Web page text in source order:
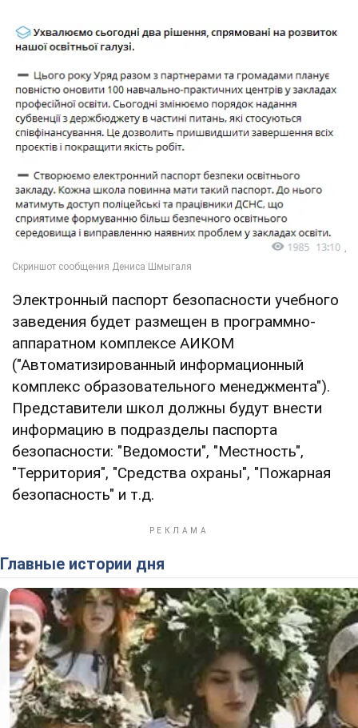
Электронный паспорт безопасности учебного
заведения будет размещен в программно-
аппаратном комплексе АИКОМ
("Автоматизированный информационный
комплекс образовательного менеджмента").
Представители школ должны будут внести
информацию в подразделы паспорта
безопасности: "Ведомости", "Местность",
"Территория", "Средства охраны", "Пожарная
безопасность" и т.д.
Главные истории дня